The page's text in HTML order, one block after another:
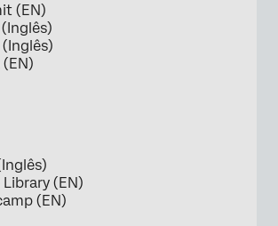
(EN)
Library (EN)
(EN)